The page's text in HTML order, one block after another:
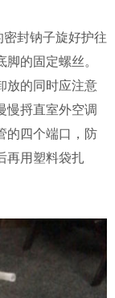
封钠子旋好护往
的固定螺丝。
放的同时应注意
慢捋直室外空调
的四个端口，防
再用塑料袋扎